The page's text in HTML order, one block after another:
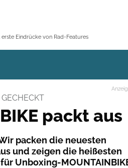
Eindrücke von Rad-Features
packt aus
packen die neuesten
und zeigen die heißesten
Unboxing-